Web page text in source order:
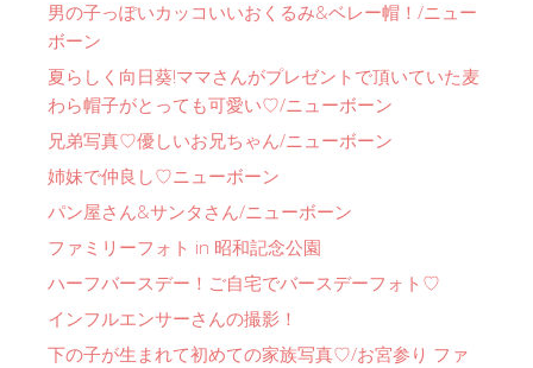
男の子っぽいカッコいいおくるみ&ベレー帽！/ニュー
ボーン
夏らしく向日葵!ママさんがプレゼントで頂いていた麦
わら帽子がとっても可愛い♡/ニューボーン
兄弟写真♡優しいお兄ちゃん/ニューボーン
姉妹で仲良し♡ニューボーン
パン屋さん&サンタさん/ニューボーン
ファミリーフォト in 昭和記念公園
ハーフバースデー！ご自宅でバースデーフォト♡
インフルエンサーさんの撮影！
下の子が生まれて初めての家族写真♡/お宮参り ファ